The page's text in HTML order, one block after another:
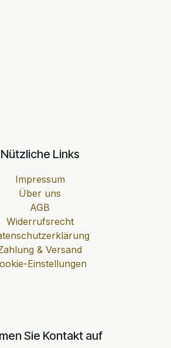
Nützliche Links
Impressum
Über uns
AGB
Widerrufsrecht
& Versand
Einstellungen
Sie Kontakt auf